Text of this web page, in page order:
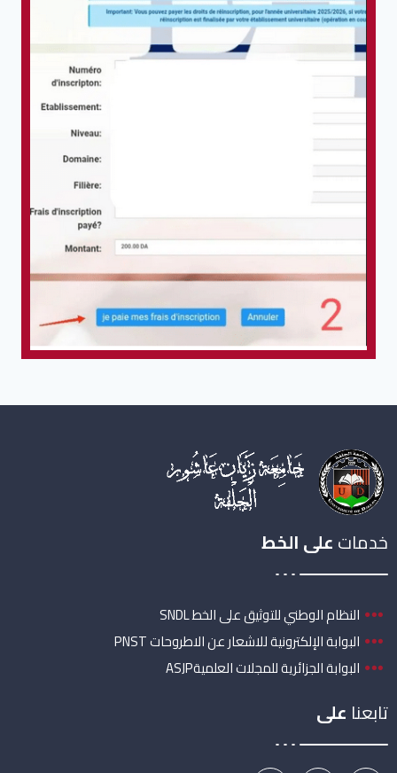
خدماتعلى الخط
النظام الوطني للتوثيق على الخط SNDL
البوابة الإلكترونية للاشعار عن الاطروحات PNST
البوابة الجزائرية للمجلات العلميةASJP
تابعنا على